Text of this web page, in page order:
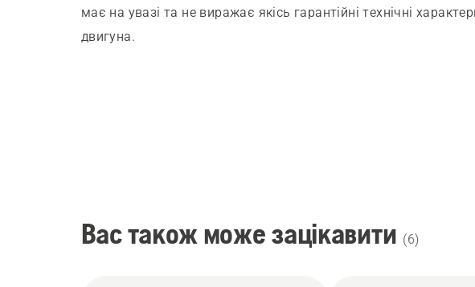
має на увазі та не виражає якісь гарантійні технічні
двигуна.
Вас також може зацікавити (6)